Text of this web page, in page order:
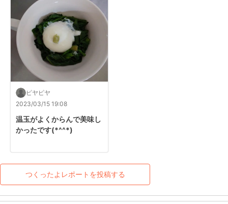
ピヤピヤ
2023/03/15 19:08
温玉がよくからんで美味し
かったです(*^^*)
つくったよレポートを投稿する